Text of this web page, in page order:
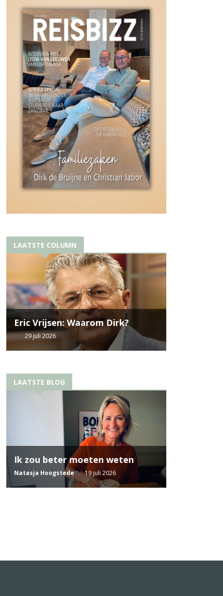
LAATSTE COLUMN
Eric Vrijsen: Waarom Dirk?
29 juli 2026
LAATSTE BLOG
Ik zou beter moeten weten
Natasja Hoogstede 19 juli 2026